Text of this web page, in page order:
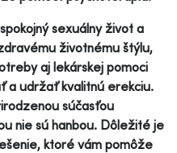
sexuálny život a
životnému štýlu,
aj lekárskej pomoci
a udržať kvalitnú erekciu.
súčasťou
nie sú hanbou. Dôležité je
ktoré vám pomôže